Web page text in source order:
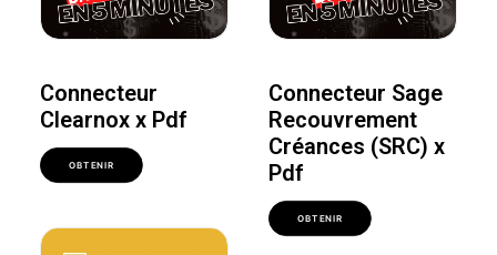
Connecteur
Clearnox x Pdf
OBTENIR
Connecteur Sage
Recouvrement
Créances (SRC) x
Pdf
OBTENIR